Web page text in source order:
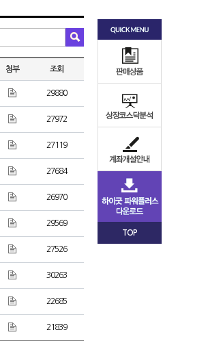
첨부 조회
29880
27972
27119
27684
26970
29569
27526
30263
22685
21839
TOP